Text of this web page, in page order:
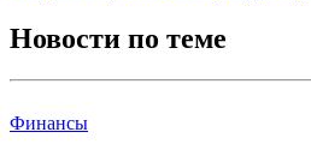
Новости по теме
Финансы